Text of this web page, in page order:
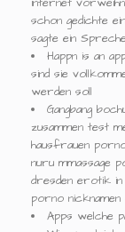
schon gedichte
sagte ein
Happn is an
sind sie
werden soll
Gangbang
zusammen test
hausfrauen
nuru mmassage
dresden erotik in
porno
Apps welche